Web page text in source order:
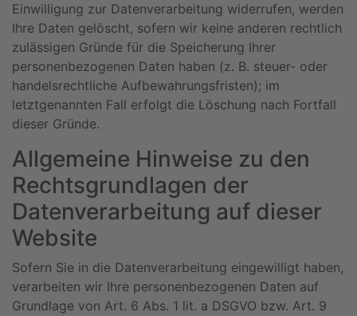
Einwilligung zur Datenverarbeitung widerrufen, werden
Ihre Daten gelöscht, sofern wir keine anderen rechtlich
zulässigen Gründe für die Speicherung Ihrer
personenbezogenen Daten haben (z. B. steuer- oder
handelsrechtliche Aufbewahrungsfristen); im
letztgenannten Fall erfolgt die Löschung nach Fortfall
dieser Gründe.
Allgemeine Hinweise zu den
Rechtsgrundlagen der
Datenverarbeitung auf dieser
Website
Sofern Sie in die Datenverarbeitung eingewilligt haben,
verarbeiten wir Ihre personenbezogenen Daten auf
Grundlage von Art. 6 Abs. 1 lit. a DSGVO bzw. Art. 9